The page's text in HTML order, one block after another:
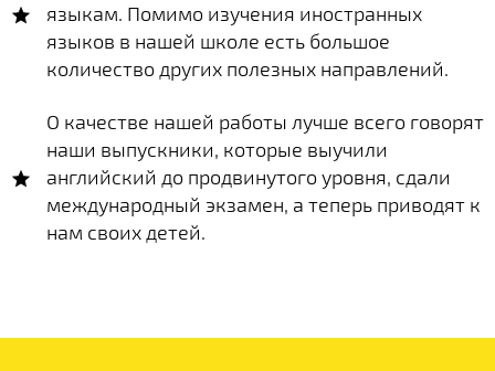
языкам. Помимо изучения иностранных
языков в нашей школе есть большое
количество других полезных направлений.
О качестве нашей работы лучше всего говорят
наши выпускники, которые выучили
английский до продвинутого уровня, сдали
международный экзамен, а теперь приводят к
нам своих детей.